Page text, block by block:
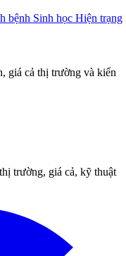
bệnh Sinh học Hiện trạng
giá cả thị trường và kiến
trường, giá cả, kỹ thuật